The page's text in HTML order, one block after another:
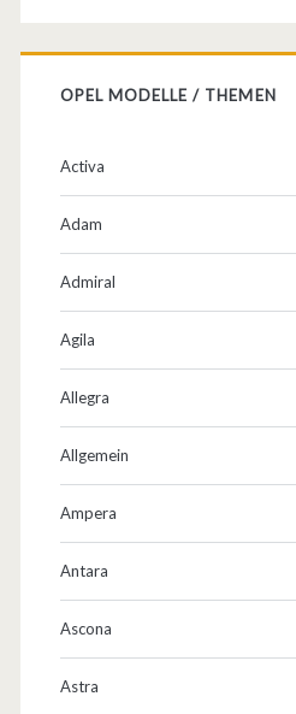
T
u
i
v
OPEL MODELLE / THEMEN
Activa
Adam
Admiral
Agila
Allegra
Allgemein
Ampera
Antara
Ascona
Astra